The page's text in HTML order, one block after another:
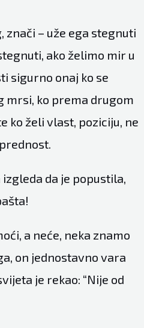
znači – uže ega stegnuti
ako želimo mir u
sigurno onaj ko se
mrsi, ko prema drugom
ko želi vlast, poziciju, ne
da je popustila,
a neće, neka znamo
on jednostavno vara
je rekao: “Nije od